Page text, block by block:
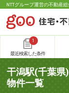
NTTグループ運営の不動産
1
最近検索した条件
干潟駅(千葉県
物件一覧